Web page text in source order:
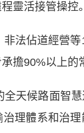
靈活接管操控。
法佔道經營等
擔90%以上的
天候路面智慧
理體系和治